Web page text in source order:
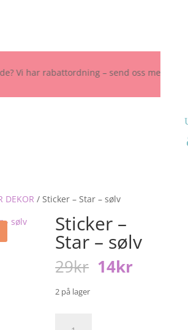
Vi har rabattordning – send oss melding
DEKOR / Sticker – Star – sølv
Sticker –
Star – sølv
29kr Opprinnelig
pris
14kr
2 på lager